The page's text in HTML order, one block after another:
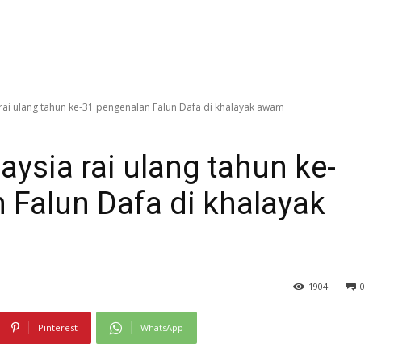
ulang tahun ke-31 pengenalan Falun Dafa di khalayak awam
rai ulang tahun ke-
Falun Dafa di khalayak
0
1904
Pinterest WhatsApp